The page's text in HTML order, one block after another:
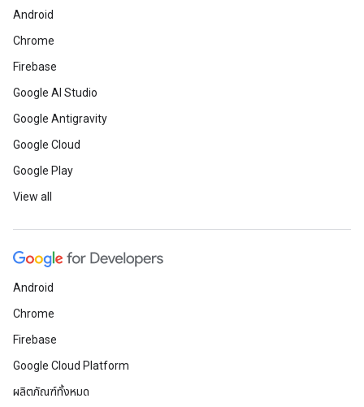
Android
Chrome
Firebase
Google AI Studio
Google Antigravity
Google Cloud
Google Play
View all
Android
Chrome
Firebase
Google Cloud Platform
ผลิตภัณฑ์ทั้งหมด